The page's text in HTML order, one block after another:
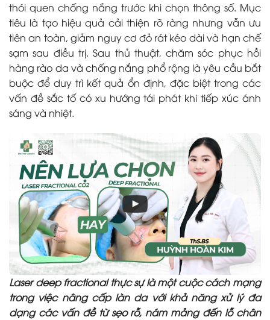
thói quen chống nắng trước khi chọn thông số. Mục
tiêu là tạo hiệu quả cải thiện rõ ràng nhưng vẫn ưu
tiên an toàn, giảm nguy cơ đỏ rát kéo dài và hạn chế
sạm sau điều trị. Sau thủ thuật, chăm sóc phục hồi
hàng rào da và chống nắng phổ rộng là yêu cầu bắt
buộc để duy trì kết quả ổn định, đặc biệt trong các
vấn đề sắc tố có xu hướng tái phát khi tiếp xúc ánh
sáng và nhiệt.
Laser deep fractional thực sự là một cuộc cách mạng
trong việc nâng cấp làn da với khả năng xử lý đa
dạng các vấn đề từ sẹo rỗ, nám mảng đến lỗ chân